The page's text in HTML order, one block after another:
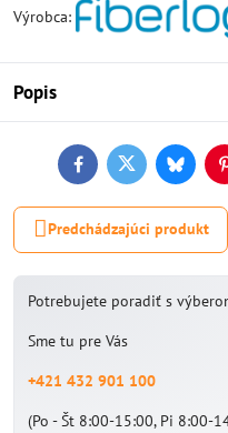
Výrobca:
Popis
FacebookTwitterBluesky
Predchádzajúci produkt
Potrebujete poradiť s
Sme tu pre Vás
+421 432 901 100
(Po - Št 8:00-15:00, Pi 8:00-